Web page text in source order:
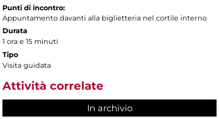
Punti di incontro:
Appuntamento davanti alla biglietteria nel cortile interno
Durata
1 ora e 15 minuti
Tipo
Visita guidata
Attività correlate
In archivio